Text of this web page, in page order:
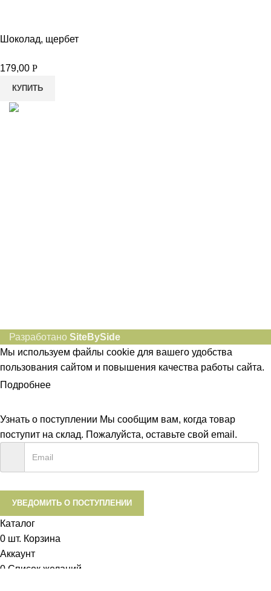
Шоколад, щербет
179,00 Р
КУПИТЬ
Разработано SiteBySide
Мы используем файлы cookie для вашего удобства
пользования сайтом и повышения качества работы сайта.
Подробнее
Узнать о поступлении Мы сообщим вам, когда товар
поступит на склад. Пожалуйста, оставьте свой email.
УВЕДОМИТЬ О ПОСТУПЛЕНИИ
Каталог
0 шт. Корзина
Аккаунт
0 Список желаний